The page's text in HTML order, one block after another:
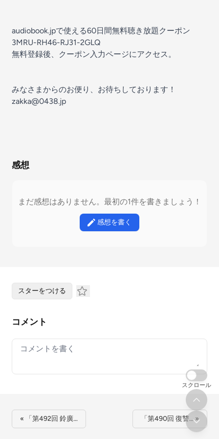
audiobook.jpで使える60日間無料聴き放題クーポン
3MRU-RH46-RJ31-2GLQ
無料登録後、
クーポン入力ページにアクセス。
みなさまからのお便り、お待ちしております！
zakka@0438.jp
感想
まだ感想はありません。最初の1件を書きましょう！
感想を書く
スターをつける
コメント
Your comment
« 「第492回 鈴廣… 「第490回 復讐… »
スクロール